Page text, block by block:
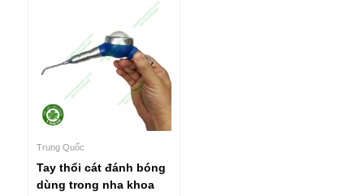
Trung Quốc
Tay thổi cát đánh bóng
dùng trong nha khoa